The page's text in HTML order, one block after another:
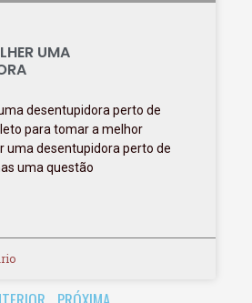
UMA
desentupidora perto de
para tomar a melhor
uma desentupidora perto de
uma questão